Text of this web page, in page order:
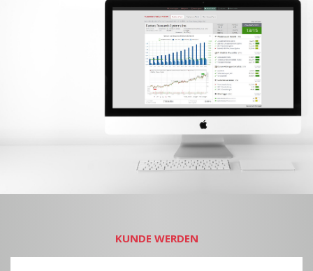
KUNDE WERDEN